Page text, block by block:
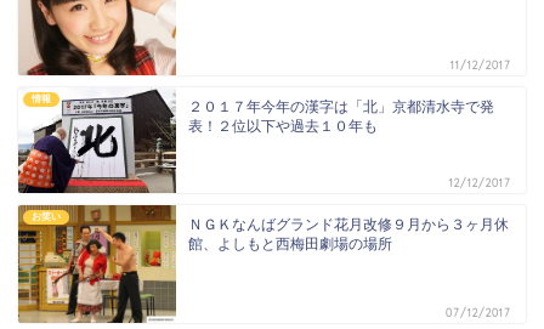
11/12/2017
情報
２０１７年今年の漢字は「北」京都清水寺で発
表！２位以下や過去１０年も
12/12/2017
お笑い
ＮＧＫなんばグランド花月改修９月から３ヶ月休
館、よしもと西梅田劇場の場所
07/12/2017